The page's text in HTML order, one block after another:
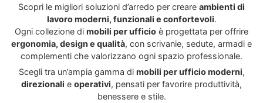
Scopri le migliori soluzioni d’arredo per creare ambienti di
lavoro moderni, funzionali e confortevoli.
Ogni collezione di mobili per ufficio è progettata per offrire
ergonomia, design e qualità, con scrivanie, sedute, armadi e
complementi che valorizzano ogni spazio professionale.
Scegli tra un’ampia gamma di mobili per ufficio moderni,
direzionali e operativi, pensati per favorire produttività,
benessere e stile.